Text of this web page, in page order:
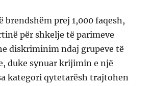
brendshëm prej 1,000 faqesh,
për shkelje të parimeve
diskriminim ndaj grupeve të
duke synuar krijimin e një
kategori qytetarësh trajtohen